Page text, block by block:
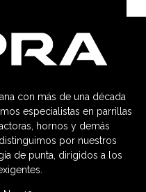
con más de una década
especialistas en parrillas
hornos y demás
por nuestros
de punta, dirigidos a los